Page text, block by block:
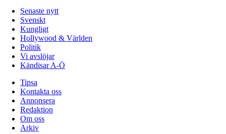
Senaste nytt
Svenskt
Kungligt
Hollywood & Världen
Politik
Vi avslöjar
Kändisar A-Ö
Tipsa
Kontakta oss
Annonsera
Redaktion
Om oss
Arkiv